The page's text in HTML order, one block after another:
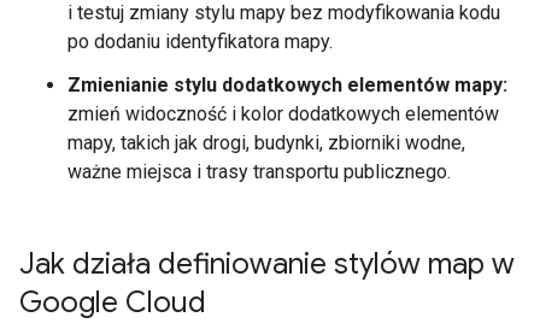
i testuj zmiany stylu mapy bez modyfikowania kodu
po dodaniu identyfikatora mapy.
Zmienianie stylu dodatkowych elementów mapy:
zmień widoczność i kolor dodatkowych elementów
mapy, takich jak drogi, budynki, zbiorniki wodne,
ważne miejsca i trasy transportu publicznego.
Jak działa definiowanie stylów map w
Google Cloud